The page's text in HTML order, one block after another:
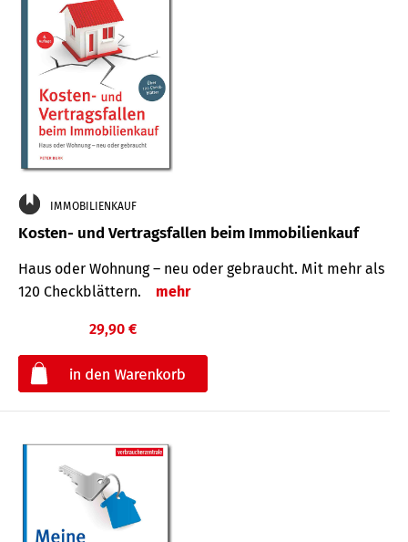
IMMOBILIENKAUF
Kosten- und Vertragsfallen beim Immobilienkauf
Haus oder Wohnung – neu oder gebraucht. Mit mehr als
120 Check­blättern.
mehr
29,90 €